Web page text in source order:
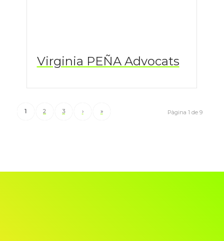
Virginia PEÑA Advocats
Pàgina 1 de 9
1 2 3 › »